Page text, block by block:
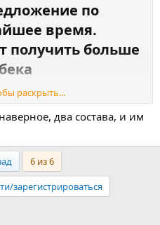
по
время.
получить больше
предложение по трансферу
сделать официальное
«Локомотива»
со ссылкой на
за игрока больше, чем
раскрыть...
два состава, и им
6 из 6
зарегистрироваться